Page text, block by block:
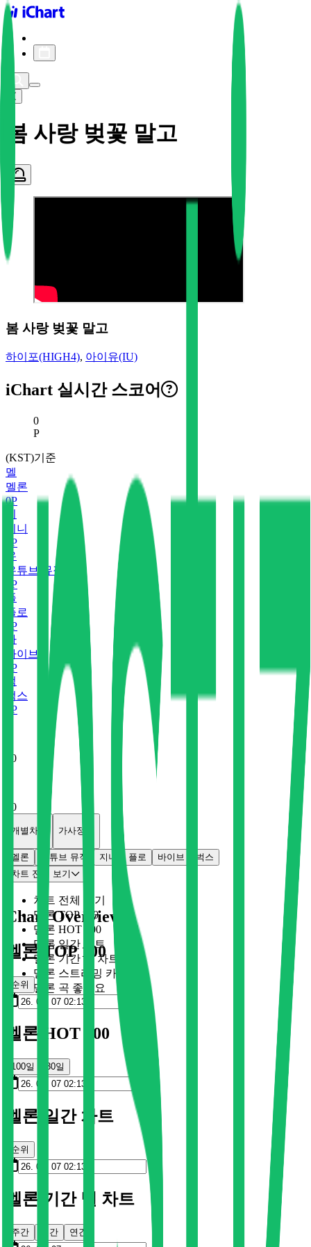
iChart logo
봄 사랑 벚꽃 말고
봄 사랑 벚꽃 말고
하이포(HIGH4), 아이유(IU)
iChart 실시간 스코어
현재 스코어
0
P
(KST)기준
멜
멜론
0P
지니
P
유
유튜브 뮤직
P
플
플로
P
바
바이브
P
벅
벅스
P
0
0
개별차트 가사정보
멜론 유튜브 뮤직 지니 플로 바이브
벅스
차트 전체 보기
차트 전체 보기
멜론 TOP 100
멜론 HOT 100
멜론 일간 차트
멜론 기간 별 차트
멜론 스트리밍 카드
멜론 곡 좋아요
Chart Overview
멜론 TOP 100
순위
멜론 HOT 100
100일 30일
멜론 일간 차트
순위
멜론 기간 별 차트
주간 월간 연간